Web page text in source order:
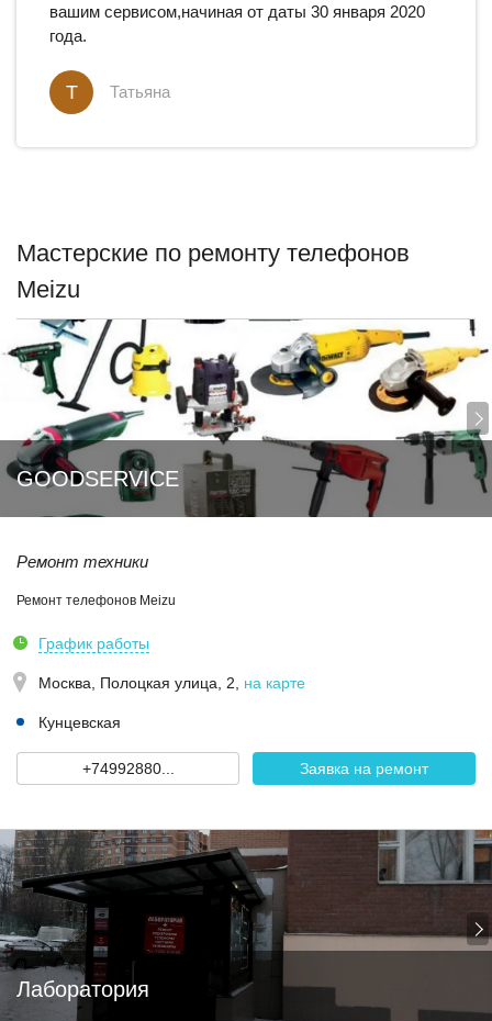
вашим сервисом,начиная от даты 30 января 2020
года.
Т Татьяна
Мастерские по ремонту телефонов
Meizu
GOODSERVICE
Ремонт техники
Ремонт телефонов Meizu
График работы
Москва, Полоцкая улица, 2 на карте
Кунцевская
+74992880... Заявка на ремонт
Лаборатория